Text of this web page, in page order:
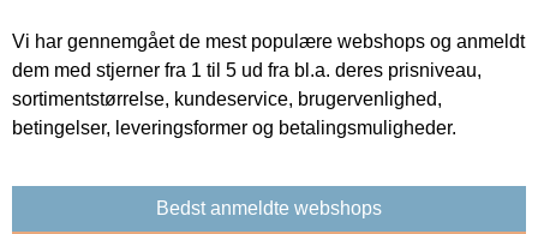
Vi har gennemgået de mest populære webshops og anmeldt
dem med stjerner fra 1 til 5 ud fra bl.a. deres prisniveau,
sortimentstørrelse, kundeservice, brugervenlighed,
betingelser, leveringsformer og betalingsmuligheder.
Bedst anmeldte webshops